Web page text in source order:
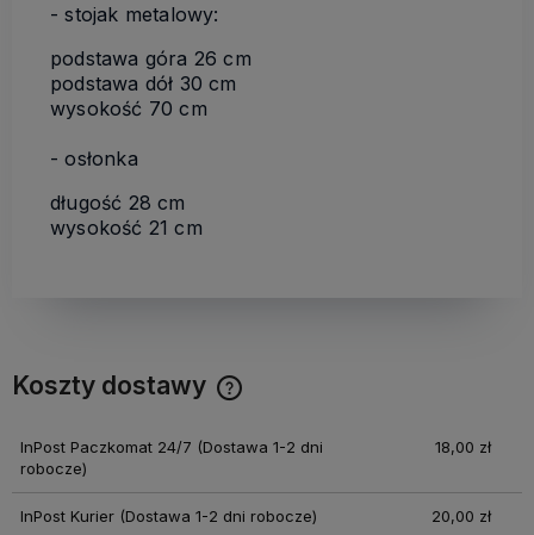
- stojak metalowy:
podstawa góra 26 cm
podstawa dół 30 cm
wysokość 70 cm
- osłonka
długość 28 cm
wysokość 21 cm
Koszty dostawy
InPost Paczkomat 24/7 (Dostawa 1-2 dni
robocze)
18,00 zł
InPost Kurier(Dostawa 1-2 dni robocze) 20,00 zł